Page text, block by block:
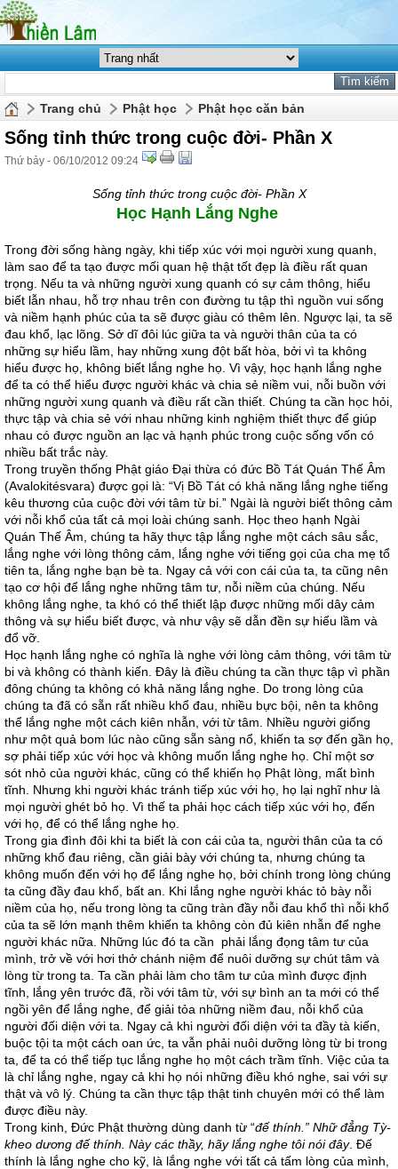
Trang chủ Phật học Phật học căn bản
Sống tỉnh thức trong cuộc đời- Phần X
Thứ bảy - 06/10/2012 09:24
Sống tỉnh thức trong cuộc đời- Phần X
Học Hạnh Lắng Nghe
Trong đời sống hàng ngày, khi tiếp xúc với mọi người xung quanh,
làm sao để ta tạo được mối quan hệ thật tốt đẹp là điều rất quan
trọng. Nếu ta và những người xung quanh có sự cảm thông, hiểu
biết lẫn nhau, hỗ trợ nhau trên con đường tu tập thì nguồn vui sống
và niềm hạnh phúc của ta sẽ được giàu có thêm lên. Ngược lại, ta sẽ
đau khổ, lạc lõng. Sở dĩ đôi lúc giữa ta và người thân của ta có
những sự hiểu lầm, hay những xung đột bất hòa, bởi vì ta không
hiểu được họ, không biết lắng nghe họ. Vì vậy, học hạnh lắng nghe
để ta có thể hiểu được người khác và chia sẻ niềm vui, nỗi buồn với
những người xung quanh và điều rất cần thiết. Chúng ta cần học hỏi,
thực tập và chia sẻ với nhau những kinh nghiệm thiết thực để giúp
nhau có được nguồn an lạc và hạnh phúc trong cuộc sống vốn có
nhiều bất trắc này.
Trong truyền thống Phật giáo Đại thừa có đức Bồ Tát Quán Thế Âm
(Avalokitésvara) được gọi là: “Vị Bồ Tát có khả năng lắng nghe tiếng
kêu thương của cuộc đời với tâm từ bi.” Ngài là người biết thông cảm
với nỗi khổ của tất cả mọi loài chúng sanh. Học theo hạnh Ngài
Quán Thế Âm, chúng ta hãy thực tập lắng nghe một cách sâu sắc,
lắng nghe với lòng thông cảm, lắng nghe với tiếng gọi của cha mẹ tổ
tiên ta, lắng nghe bạn bè ta. Ngay cả với con cái của ta, ta cũng nên
tạo cơ hội để lắng nghe những tâm tư, nỗi niềm của chúng. Nếu
không lắng nghe, ta khó có thể thiết lập được những mối dây cảm
thông và sự hiểu biết được, và như vậy sẽ dẫn đền sự hiểu lầm và
đổ vỡ.
Học hạnh lắng nghe có nghĩa là nghe với lòng cảm thông, với tâm từ
bi và không có thành kiến. Đây là điều chúng ta cần thực tập vì phần
đông chúng ta không có khả năng lắng nghe. Do trong lòng của
chúng ta đã có sẵn rất nhiều khổ đau, nhiều bực bội, nên ta không
thể lắng nghe một cách kiên nhẫn, với từ tâm. Nhiều người giống
như một quả bom lúc nào cũng sẵn sàng nổ, khiến ta sợ đến gần họ,
sợ phải tiếp xúc với học và không muốn lắng nghe họ. Chỉ một sơ
sót nhỏ của người khác, cũng có thể khiến họ Phật lòng, mất bình
tĩnh. Nhưng khi người khác tránh tiếp xúc với họ, họ lại nghĩ như là
mọi người ghét bỏ họ. Vì thế ta phải học cách tiếp xúc với họ, đến
với họ, để có thể lắng nghe họ.
Trong gia đình đôi khi ta biết là con cái của ta, người thân của ta có
những khổ đau riêng, cần giải bày với chúng ta, nhưng chúng ta
không muốn đến với họ để lắng nghe họ, bởi chính trong lòng chúng
ta cũng đầy đau khổ, bất an. Khi lắng nghe người khác tỏ bày nỗi
niềm của họ, nếu trong lòng ta cũng tràn đầy nỗi đau khổ thì nỗi khổ
của ta sẽ lớn mạnh thêm khiến ta không còn đủ kiên nhẫn để nghe
người khác nữa. Những lúc đó ta cần phải lắng đọng tâm tư của
mình, trở về với hơi thở chánh niệm để nuôi dưỡng sự chút tâm và
lòng từ trong ta. Ta cần phải làm cho tâm tư của mình được định
tĩnh, lắng yên trước đã, rồi với tâm từ, với sự bình an ta mới có thể
ngồi yên để lắng nghe, để giải tỏa những niềm đau, nỗi khổ của
người đối diện với ta. Ngay cả khi người đối diện với ta đầy tà kiến,
buộc tội ta một cách oan ức, ta vẫn phải nuôi dưỡng lòng từ bi trong
ta, để ta có thể tiếp tục lắng nghe họ một cách trầm tĩnh. Việc của ta
là chỉ lắng nghe, ngay cả khi họ nói những điều khó nghe, sai với sự
thật và vô lý. Chúng ta cần thực tập thật tinh chuyên mới có thể làm
được điều này.
Trong kinh, Đức Phật thường dùng danh từ “đế thính.” Nhữ đẳng Tỳ-
kheo dương đế thính. Này các thầy, hãy lắng nghe tôi nói đây. Đế
thính là lắng nghe cho kỹ, là lắng nghe với tất cả tấm lòng của mình,